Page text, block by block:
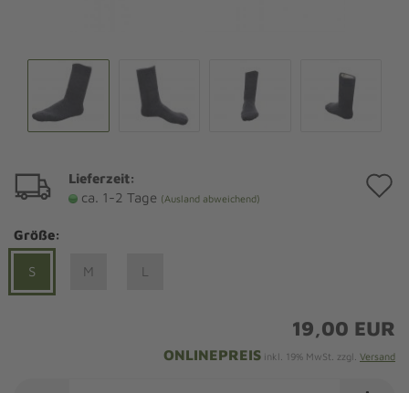
Lieferzeit:
ca. 1-2 Tage (Ausland abweichend)
Größe:
S M L
19,00 EUR
ONLINEPREIS inkl. 19% MwSt. zzgl. Versand